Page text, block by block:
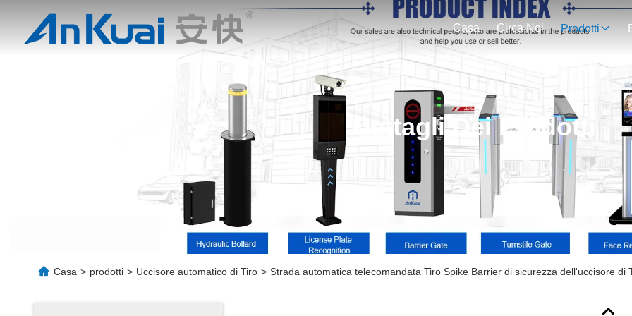
Casa Circa Noi Prodotti
Dettagli Dei Prodotti
Casa > prodotti > Uccisore automatico di Tiro > Strada automatica telecomandata Tiro Spike Barrier di sicurezza dell'uccisore di